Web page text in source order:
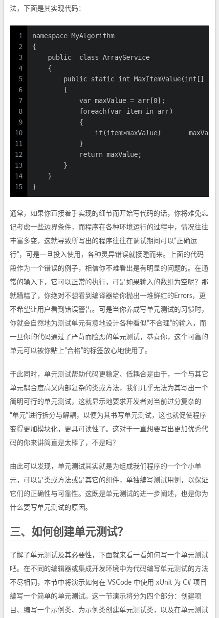
法，下面是其实现代码：
1
2
3
4
5
6
7
8
9
10
11
12
13
14
15
namespace MyAlgorithm
{
    public  class ArrayService
    {
public static int MaxItemValue(int[]
        {
            var maxValue = arr[0];
            foreach(var item in arr)
            {
            }
            return maxValue;
        }
    }
}
通常，如果你直接着手实现的细节而开始写代码的话，你将难免忘
记考虑一些边界条件，而程序在各种环境运行的过程中，情况往往
丰富多变，这就导致所写出的程序往往在调试期间可以“正确运
行”，可是一旦投入使用，各种灵异错误就接踵而来。上面的代码
段作为一个错误的例子，相信你不难看出是有明显的问题的。在通
常的输入下，它可以正常的执行，可是如果输入的数组为空呢？那
就糟糕了，你绝对不想看到编译器给你抛出一堆鲜红的Errors，更
不希望让用户看到错误警告。可是当你养成写单元测试的习惯时，
你就会自然地为测试单元有意地设计各种看似“不合理”的输入，而
一旦你的代码通过了严苛而险恶的单元测试，恭喜你，这个可靠的
单元可以被你贴上”合格”的标签放心地使用了。
于此同时，单元测试帮助代码更稳定、低耦合是由于，一个与其它
单元耦合度高又内部复杂的类或方法，我们几乎无法为其写出一个
简明可行的单元测试，这就显示地要求开发者对当前过分复杂的
“单元”进行拆分与解耦，以便为其书写单元测试，这也就促使程序
变得更加模块化，更具可读性了。这对于一直想要写出更加优秀代
码的你来讲简直是太棒了，不是吗？
由此可以发现，单元测试其实就是为组成我们程序的一个个小单
元，可以是类或方法或是其它的组件，单独编写测试用例，以保证
它们的正确性与可靠性。这既是单元测试的进一步阐述，也是你为
什么要写单元测试的原因。
三、如何创建单元测试？
了解了单元测试及其必要性，下面就来看一看如何写一个单元测试
吧。在不同的编辑器或集成开发环境中为代码编写单元测试的方法
不尽相同，本节中将演示如何在 VSCode 中使用 xUnit 为 C# 项目
编写一个简单的单元测试。这一节演示将分为四个部分：创建项
目、编写一个示例类、为示例类创建单元测试类，以及在单元测试